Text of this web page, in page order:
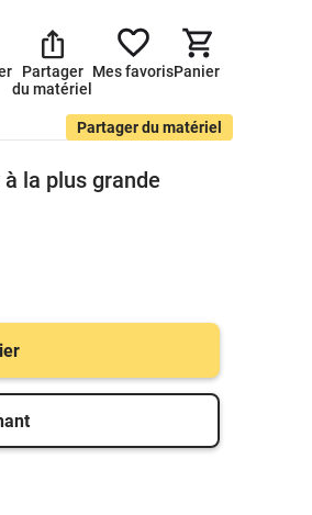
Partager
du matériel
Mes favorisPanier
Partager du matériel
la plus grande